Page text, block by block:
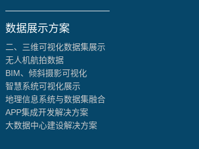
数据展示方案
二、三维可视化数据集展示
无人机航拍数据
BIM、倾斜摄影可视化
智慧系统可视化展示
地理信息系统与数据集融合
APP集成开发解决方案
大数据中心建设解决方案